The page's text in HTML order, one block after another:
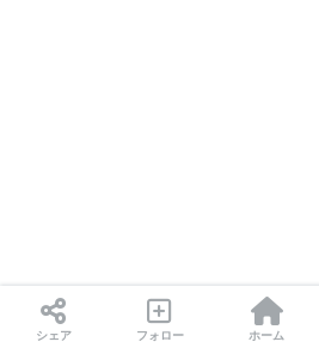
まずはフォームチェックから
シェア フォロー ホーム